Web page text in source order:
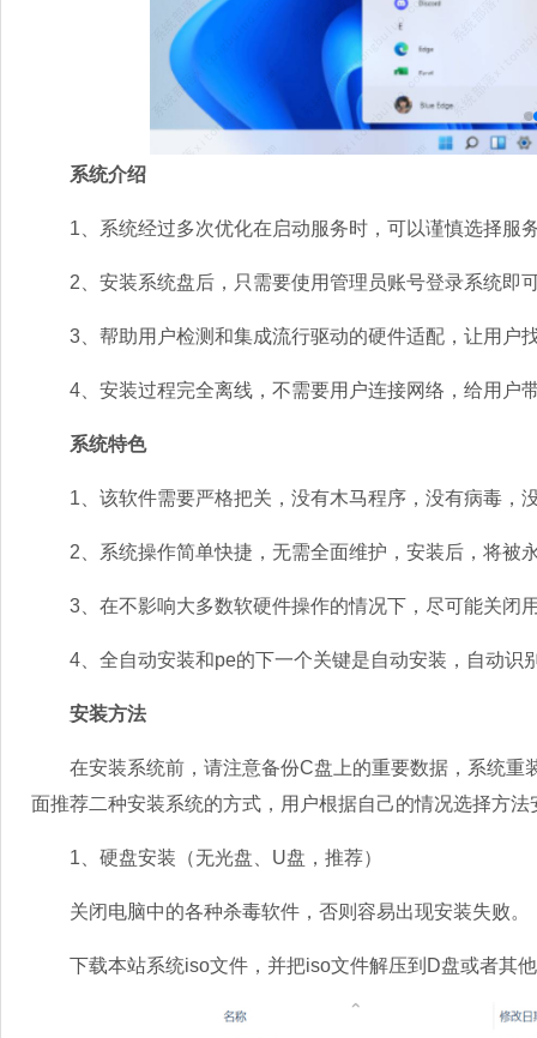
系统介绍
1、系统经过多次优化在启动服务时，可以谨慎选择服
2、安装系统盘后，只需要使用管理员账号登录系统即
3、帮助用户检测和集成流行驱动的硬件适配，让用户
4、安装过程完全离线，不需要用户连接网络，给用户
系统特色
1、该软件需要严格把关，没有木马程序，没有病毒，
2、系统操作简单快捷，无需全面维护，安装后，将被
3、在不影响大多数软硬件操作的情况下，尽可能关闭
4、全自动安装和pe的下一个关键是自动安装，自动识
安装方法
在安装系统前，请注意备份C盘上的重要数据，系统重
面推荐二种安装系统的方式，用户根据自己的情况选择方法
1、硬盘安装（无光盘、U盘，推荐）
关闭电脑中的各种杀毒软件，否则容易出现安装失败。
下载本站系统iso文件，并把iso文件解压到D盘或者其他